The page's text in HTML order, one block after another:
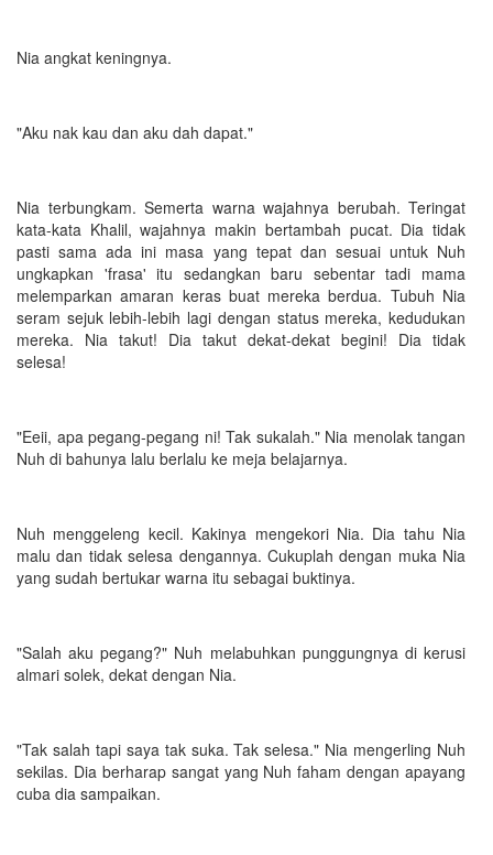
Nia angkat keningnya.
"Aku nak kau dan aku dah dapat."
Nia terbungkam. Semerta warna wajahnya berubah. Teringat
kata-kata Khalil, wajahnya makin bertambah pucat. Dia tidak
pasti sama ada ini masa yang tepat dan sesuai untuk Nuh
ungkapkan 'frasa' itu sedangkan baru sebentar tadi mama
melemparkan amaran keras buat mereka berdua. Tubuh Nia
seram sejuk lebih-lebih lagi dengan status mereka, kedudukan
mereka. Nia takut! Dia takut dekat-dekat begini! Dia tidak
selesa!
"Eeii, apa pegang-pegang ni! Tak sukalah." Nia menolak tangan
Nuh di bahunya lalu berlalu ke meja belajarnya.
Nuh menggeleng kecil. Kakinya mengekori Nia. Dia tahu Nia
malu dan tidak selesa dengannya. Cukuplah dengan muka Nia
yang sudah bertukar warna itu sebagai buktinya.
"Salah aku pegang?" Nuh melabuhkan punggungnya di kerusi
almari solek, dekat dengan Nia.
"Tak salah tapi saya tak suka. Tak selesa." Nia mengerling Nuh
sekilas. Dia berharap sangat yang Nuh faham dengan apayang
cuba dia sampaikan.